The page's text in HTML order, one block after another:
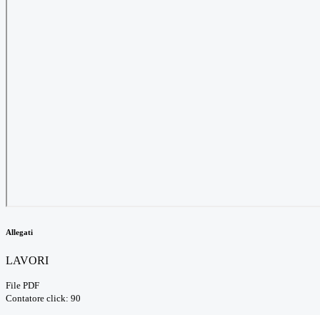
Allegati
LAVORI
File PDF
Contatore click: 90